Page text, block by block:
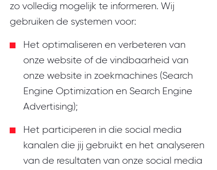
zo volledig mogelijk te informeren. Wij
gebruiken de systemen voor:
Het optimaliseren en verbeteren van
onze website of de vindbaarheid van
onze website in zoekmachines (Search
Engine Optimization en Search Engine
Advertising);
Het participeren in die social media
kanalen die jij gebruikt en het analyseren
van de resultaten van onze social media